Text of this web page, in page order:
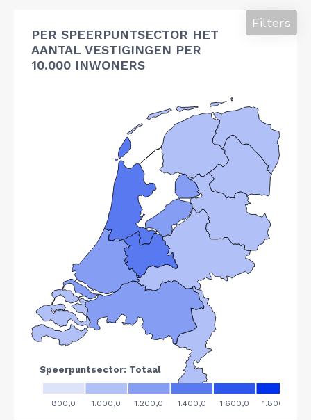
PER SPEERPUNTSECTOR HET
AANTAL VESTIGINGEN PER
10.000 INWONERS
Filters